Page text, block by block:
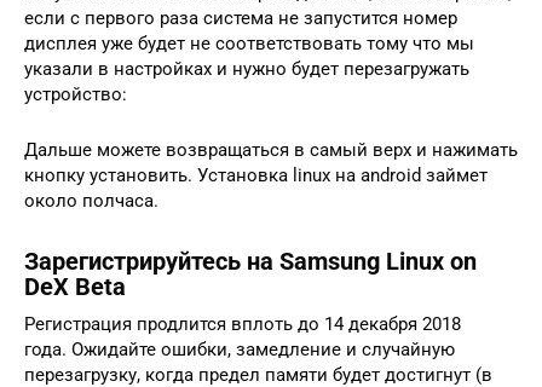
если с первого раза система не запустится номер
дисплея уже будет не соответствовать тому что мы
указали в настройках и нужно будет перезагружать
устройство:
Дальше можете возвращаться в самый верх и нажимать
кнопку установить. Установка linux на android займет
около полчаса.
Зарегистрируйтесь на Samsung Linux on
DeX Beta
Регистрация продлится вплоть до 14 декабря 2018
года. Ожидайте ошибки, замедление и случайную
перезагрузку, когда предел памяти будет достигнут (в